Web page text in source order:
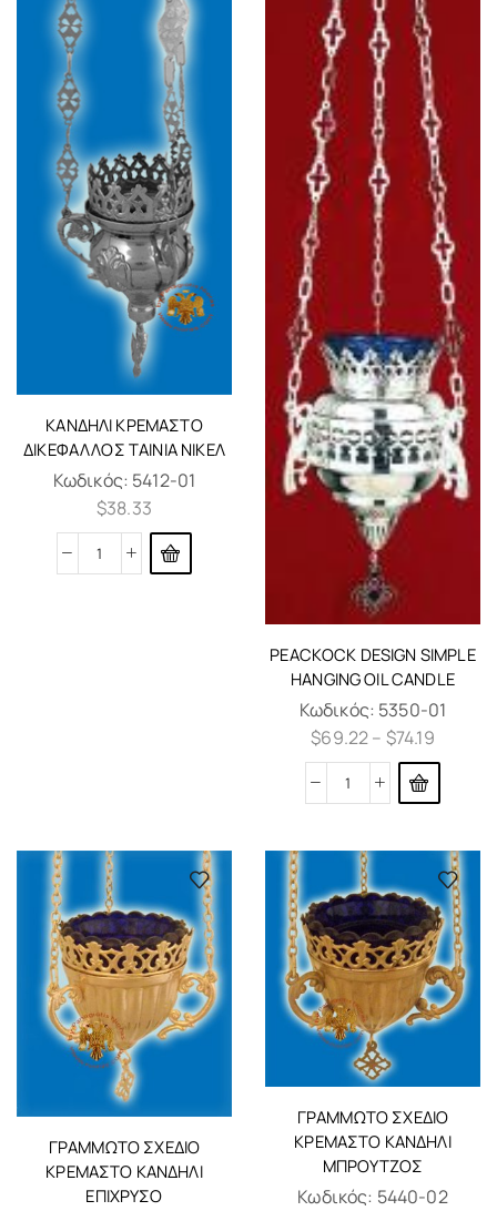
KΑΝΔΉΛΙ ΚΡΕΜΑΣΤΌ
ΔΙΚΈΦΑΛΛΟΣ ΤΑΙΝΊΑ ΝΙΚΕΛ
Κωδικός: 5412-01
$38.33
PEACKOCK DESIGN SIMPLE
HANGING OIL CANDLE
Κωδικός: 5350-01
$69.22– $74.19
ΓΡΑΜΜΩΤΌ ΣΧΈΔΙΟ
ΚΡΕΜΑΣΤΌ ΚΑΝΔΉΛΙ
ΕΠΊΧΡΥΣΟ
ΓΡΑΜΜΩΤΌ ΣΧΈΔΙΟ
ΚΡΕΜΑΣΤΌ ΚΑΝΔΉΛΙ
ΜΠΡΟΎΤΖΟΣ
Κωδικός: 5440-02